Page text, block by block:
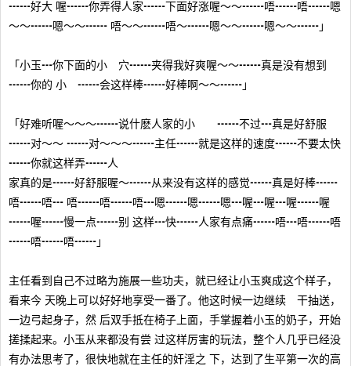
┅┅好大 喔┅┅你弄得人家┅┅下面好涨喔～～┅┅唔┅┅唔┅┅嗯
～～┅┅嗯～～┅┅ 唔～～┅┅唔～┅┅嗯～～┅┅嗯～～┅┅」
「小玉┅你下面的小 穴┅┅夹得我好爽喔～～┅┅真是没有想到
┅┅你的 小 ┅┅会这样棒┅┅好棒啊～～┅┅」
「好难听喔～～～┅┅说什麽人家的小 ┅┅不过┅真是好舒服
┅┅对～～ ┅┅对～～～┅┅主任┅┅就是这样的速度┅┅不要太快
┅┅你就这样弄┅┅人
家真的是┅┅好舒服喔～┅┅从来没有这样的感觉┅┅真是好棒┅┅
唔┅┅唔┅ 唔┅┅唔┅┅唔┅嗯┅┅嗯┅┅嗯┅喔┅喔┅喔┅┅喔
┅┅喔┅┅慢一点┅┅别 这样┅快┅┅人家有点痛┅┅唔┅唔┅┅唔
┅┅唔┅┅唔┅┅」
主任看到自己不过略为施展一些功夫，就已经让小玉爽成这个样子，
看来今 天晚上可以好好地享受一番了。他这时候一边继续 干抽送，
一边弓起身子，然 后双手抵在椅子上面，手掌握着小玉的奶子，开始
搓揉起来。小玉从来都没有尝 过这样厉害的玩法，整个人几乎已经没
有办法思考了，很快地就在主任的奸淫之 下，达到了生平第一次的高